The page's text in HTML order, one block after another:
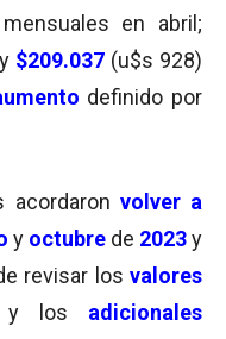
en abril;
$209.037 (u$s 928)
definido por
acordaron volver a
yoctubrede 2023y
revisar losvalores
y los adicionales